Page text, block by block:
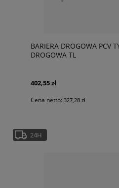
BARIERA DROGOWA PCV
DROGOWA TL
402,55 zł
Cena netto: 327,28 zł
24H